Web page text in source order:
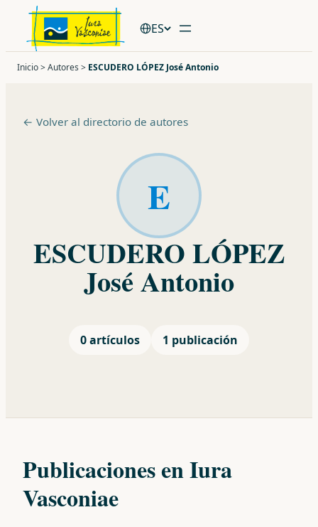
Saltar
contenido
ES
Inicio>Autores > ESCUDERO LÓPEZ José Antonio
← Volver al directorio de autores
E
ESCUDERO LÓPEZ
José Antonio
0 artículos 1 publicación
Publicaciones en Iura
Vasconiae